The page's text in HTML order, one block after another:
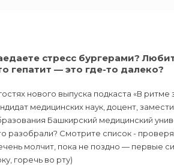
стресс бургерами?
гепатит — это где-то далеко?
нового выпуска подкаста «В
медицинских наук, доцент,
Башкирский медицинский
разобрали? Смотрите список -
молчит, пока не поздно — первые
горечь во рту)